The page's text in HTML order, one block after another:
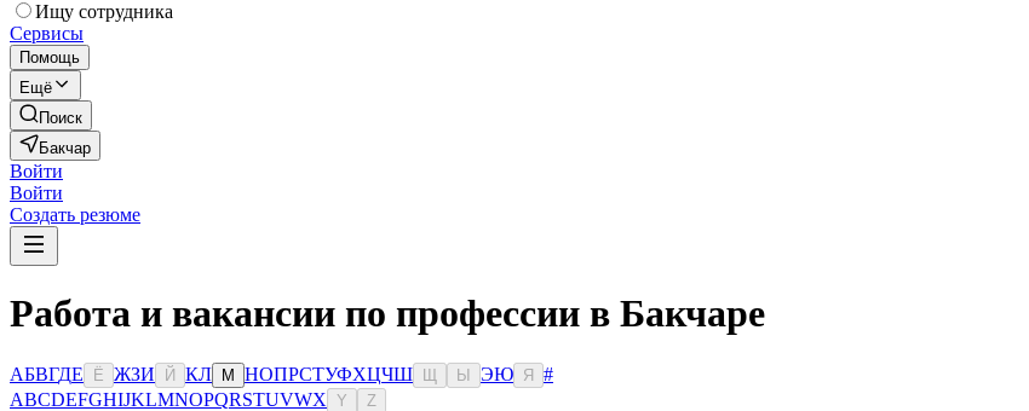
Ищу сотрудника
Сервисы
Помощь
Ещё
Поиск
Бакчар
Войти
Войти
Создать резюме
Работа и вакансии по профессии в Бакчаре
АБВГДЕ Ё ЖЗИ Й КЛ М НОПРСТУФХЦЧШ Ы ЭЮ Я
#
ABCDEFGHIJKLMNOPQRSTUVWX Y Z